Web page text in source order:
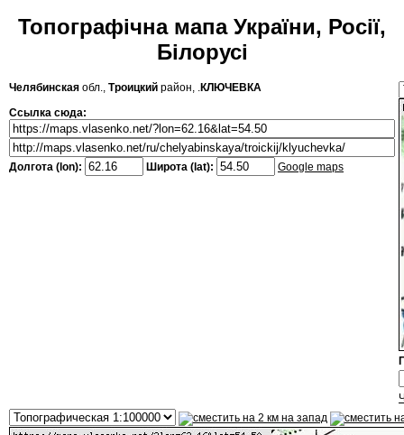
Топографічна мапа України, Росії,
Білорусі
Челябинская обл., Троицкий район, .КЛЮЧЕВКА
Ссылка сюда:
Долгота (lon): Широта (lat): Google maps